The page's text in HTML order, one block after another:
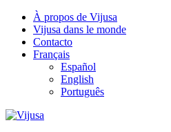
À propos de Vijusa
Vijusa dans le monde
Contacto
Français
Español
English
Português